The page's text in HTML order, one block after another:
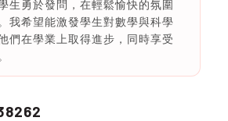
生勇於發問，在輕鬆愉快的氛圍
我希望能激發學生對數學與科學
們在學業上取得進步，同時享受